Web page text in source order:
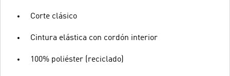
Corte clásico
Cintura elástica con cordón interior
100% poliéster (reciclado)